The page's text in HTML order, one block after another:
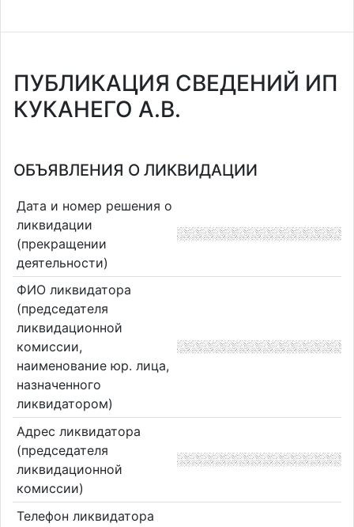
ПУБЛИКАЦИЯ СВЕДЕНИЙ ИП
КУКАНЕГО А.В.
ОБЪЯВЛЕНИЯ О ЛИКВИДАЦИИ
Дата и номер решения о
ликвидации
(прекращении
деятельности)
ФИО ликвидатора
(председателя
ликвидационной
комиссии,
наименование юр. лица,
назначенного
ликвидатором)
Адрес ликвидатора
(председателя
ликвидационной
комиссии)
Телефон ликвидатора